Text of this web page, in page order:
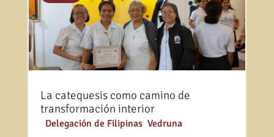
La catequesis como camino de
transformación interior
Delegación de Filipinas, Vedruna